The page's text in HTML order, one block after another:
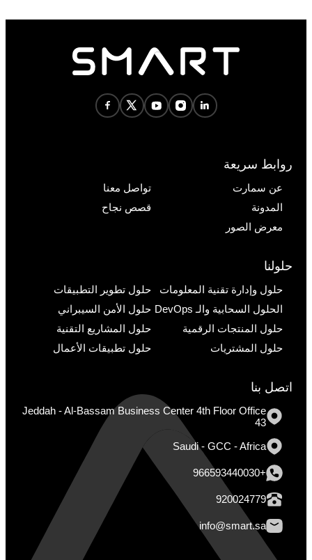
روابط سريعة
عن سمارت
تواصل معنا
المدونة
قصص نجاح
معرض الصور
حلولنا
حلول وإدارة تقنية المعلومات
حلول تطوير التطبيقات
الحلول السحابية والـ DevOps
حلول الأمن السيبراني
حلول المنتجات الرقمية
حلول المشاريع التقنية
حلول المشتريات
حلول تطبيقات الأعمال
اتصل بنا
Jeddah - Al-Bassam Business Center 4th Floor Office
43
Saudi - GCC - Africa
+966593440030
920024779
info@smart.sa